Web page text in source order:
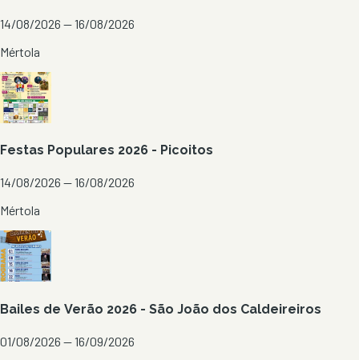
14/08/2026 — 16/08/2026
Mértola
Festas Populares 2026 - Picoitos
14/08/2026 — 16/08/2026
Mértola
Bailes de Verão 2026 - São João dos Caldeireiros
01/08/2026 — 16/09/2026